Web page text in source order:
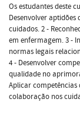
Os estudantes deste
Desenvolver
cuidados. 2 -
em enfermagem. 3 -
normas legais
4 - Desenvolver
qualidade no
Aplicar competências
colaboração nos